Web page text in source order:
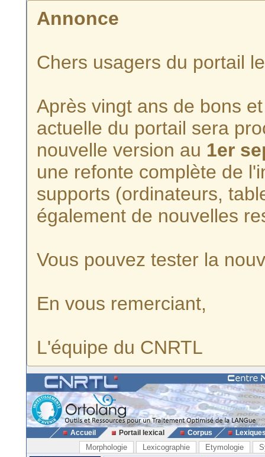
Annonce
Chers usagers du portail
Après vingt ans de bons
actuelle du portail sera
nouvelle version au 1er
une refonte complète de
supports (ordinateurs,
également de nouvelles
Vous pouvez tester la
En vous remerciant,
L'équipe du CNRTL
Accueil Portail lexical Corpus
Morphologie Lexicographie Etymologie